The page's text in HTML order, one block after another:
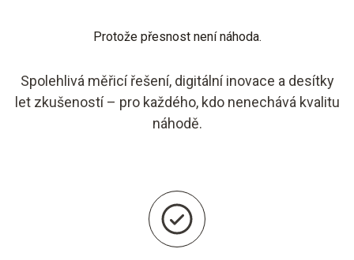
Protože přesnost není náhoda.
Spolehlivá měřicí řešení, digitální inovace a desítky
let zkušeností – pro každého, kdo nenechává kvalitu
náhodě.